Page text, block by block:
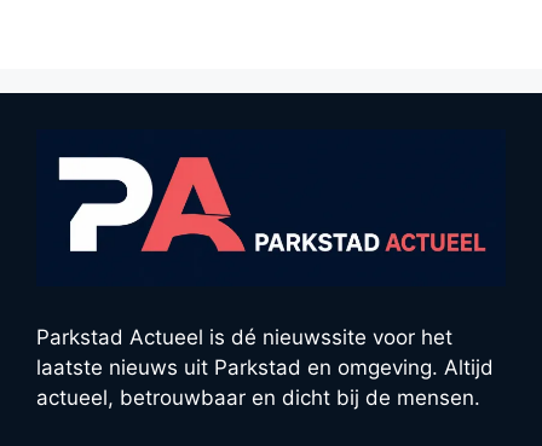
Parkstad Actueel is dé nieuwssite voor het
laatste nieuws uit Parkstad en omgeving. Altijd
actueel, betrouwbaar en dicht bij de mensen.